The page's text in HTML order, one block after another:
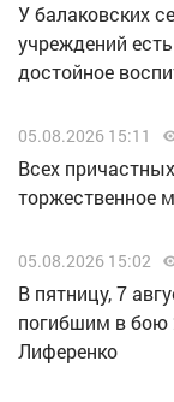
У балаковских
учреждений
достойное
05.08.2026 15:11
Всех
торжественное
05.08.2026 15:02
В пятницу, 7
погибшим в бою
Лиференко